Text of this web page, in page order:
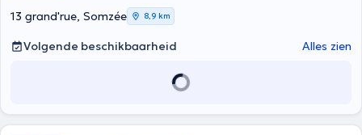
13 grand'rue, Somzée 8,9 km
Volgende beschikbaarheid Alles zien